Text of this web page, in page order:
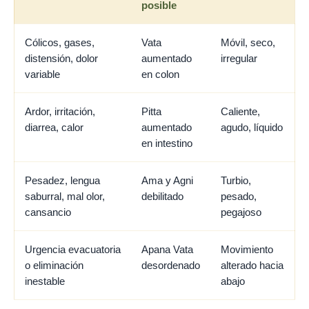
posible
Cólicos, gases,
distensión, dolor
variable
Vata
aumentado
en colon
Móvil, seco,
irregular
Ardor, irritación,
diarrea, calor
Pitta
aumentado
en intestino
Caliente,
agudo, líquido
Pesadez, lengua
saburral, mal olor,
cansancio
Ama y Agni
debilitado
Turbio,
pesado,
pegajoso
Urgencia evacuatoria
o eliminación
inestable
Apana Vata
desordenado
Movimiento
alterado hacia
abajo